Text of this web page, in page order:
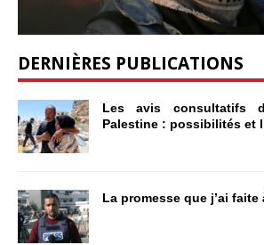
DERNIÈRES PUBLICATIONS
Les avis
Palestine : possibilités et
La promesse que j’ai